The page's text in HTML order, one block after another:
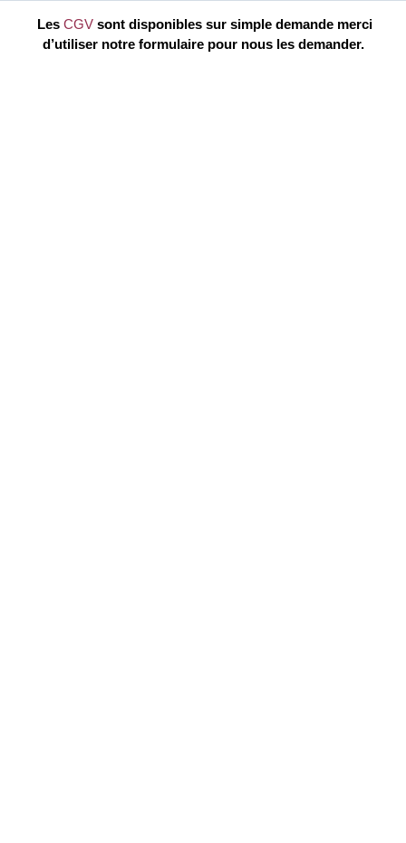
Les CGV sont disponibles sur simple demande merci
d’utiliser notre formulaire pour nous les demander.